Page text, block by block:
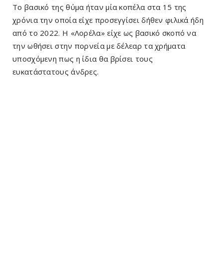
Το βασικό της θύμα ήταν μία κοπέλα στα 15 της
χρόνια την οποία είχε προσεγγίσει δήθεν φιλικά ήδη
από το 2022. Η «Λορέλα» είχε ως βασικό σκοπό να
την ωθήσει στην πορνεία με δέλεαρ τα χρήματα
υποσχόμενη πως η ίδια θα βρίσει τους
ευκατάστατους άνδρες.